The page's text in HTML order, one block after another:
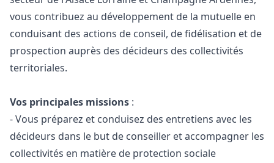
vous contribuez au développement de la mutuelle en
conduisant des actions de conseil, de fidélisation et de
prospection auprès des décideurs des collectivités
territoriales.
Vos principales missions :
- Vous préparez et conduisez des entretiens avec les
décideurs dans le but de conseiller et accompagner les
collectivités en matière de protection sociale